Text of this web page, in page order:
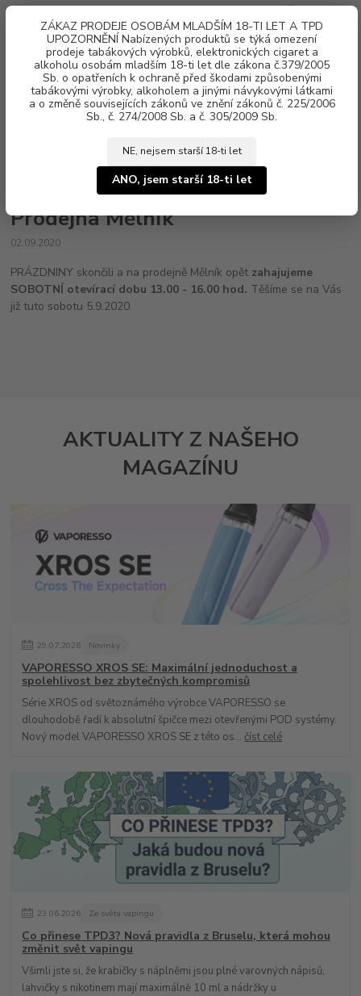
ZÁKAZ PRODEJE OSOBÁM MLADŠÍM 18-TI LET A TPD
UPOZORNĚNÍ Nabízených produktů se týká omezení
prodeje tabákových výrobků, elektronických cigaret a
alkoholu osobám mladším 18-ti let dle zákona č.379/2005
Sb. o opatřeních k ochraně před škodami způsobenými
tabákovými výrobky, alkoholem a jinými návykovými látkami
a o změně souvisejících zákonů ve znění zákonů č. 225/2006
Sb., č. 274/2008 Sb. a č. 305/2009 Sb.
NE, nejsem starší 18-ti let
ANO, jsem starší 18-ti let
Menu
za0 Kč
Prodejna Mělník
02.09.2020
PRÁZDNINY skončili a na prodejně Mělník opět zahajujeme
SOBOTNÍ otevírací dobu 13.00 - 16.00 hod. Těšíme se na Vás
již tuto sobotu 5.9.2020.
AKTUALITY Z NAŠEHO
MAGAZÍNU
29.07.2026 Novinky
VAPORESSO XROS SE: Maximální jednoduchost a
spolehlivost bez zbytečných kompromisů
Série XROS od světoznámého výrobce VAPORESSO se
dlouhodobě řadí k absolutní špičce mezi otevřenými POD systémy.
Nový model VAPORESSO XROS SE z této os... číst celé
23.06.2026 Ze světa vapingu
Co přinese TPD3? Nová pravidla z Bruselu, která mohou
změnit svět vapingu
Všimli jste si, že krabičky s náplněmi jsou plné varovných nápisů,
lahvičky s nikotinem mají maximálně 10 ml a nádržky u